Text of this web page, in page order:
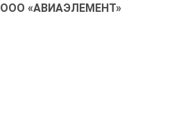
ООО «АВИАЭЛЕМЕНТ»